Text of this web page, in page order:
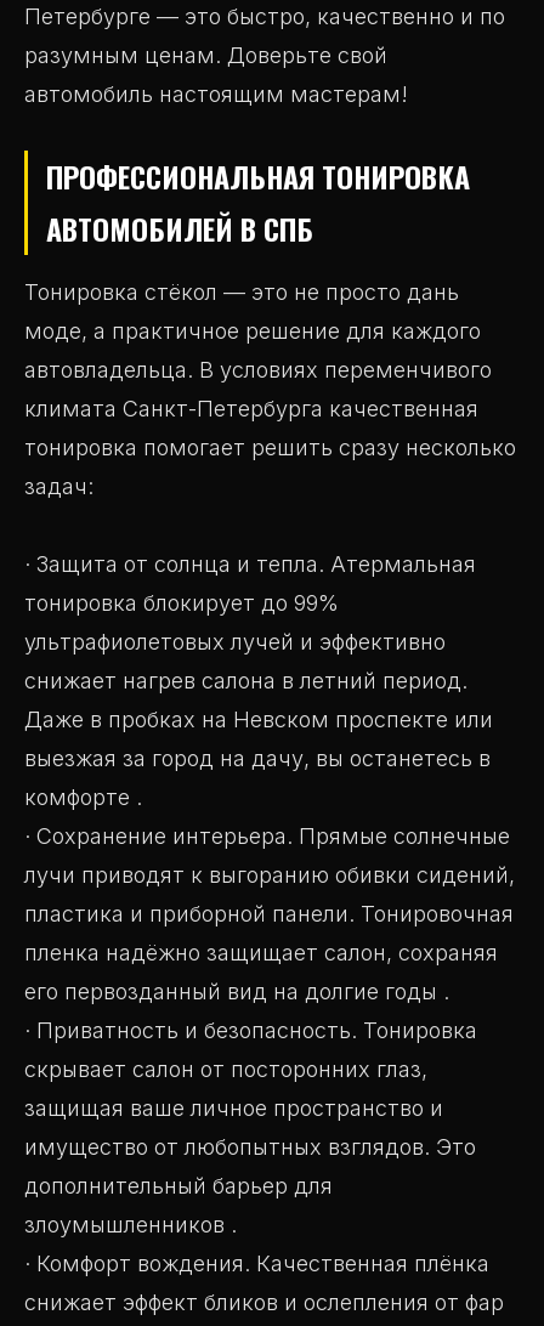
Петербурге — это быстро, качественно и по
разумным ценам. Доверьте свой
автомобиль настоящим мастерам!
ПРОФЕССИОНАЛЬНАЯ ТОНИРОВКА
АВТОМОБИЛЕЙ В СПБ
Тонировка стёкол — это не просто дань
моде, а практичное решение для каждого
автовладельца. В условиях переменчивого
климата Санкт-Петербурга качественная
тонировка помогает решить сразу несколько
задач:
· Защита от солнца и тепла. Атермальная
тонировка блокирует до 99%
ультрафиолетовых лучей и эффективно
снижает нагрев салона в летний период.
Даже в пробках на Невском проспекте или
выезжая за город на дачу, вы останетесь в
комфорте .
· Сохранение интерьера. Прямые солнечные
лучи приводят к выгоранию обивки сидений,
пластика и приборной панели. Тонировочная
пленка надёжно защищает салон, сохраняя
его первозданный вид на долгие годы .
· Приватность и безопасность. Тонировка
скрывает салон от посторонних глаз,
защищая ваше личное пространство и
имущество от любопытных взглядов. Это
дополнительный барьер для
злоумышленников .
· Комфорт вождения. Качественная плёнка
снижает эффект бликов и ослепления от фар